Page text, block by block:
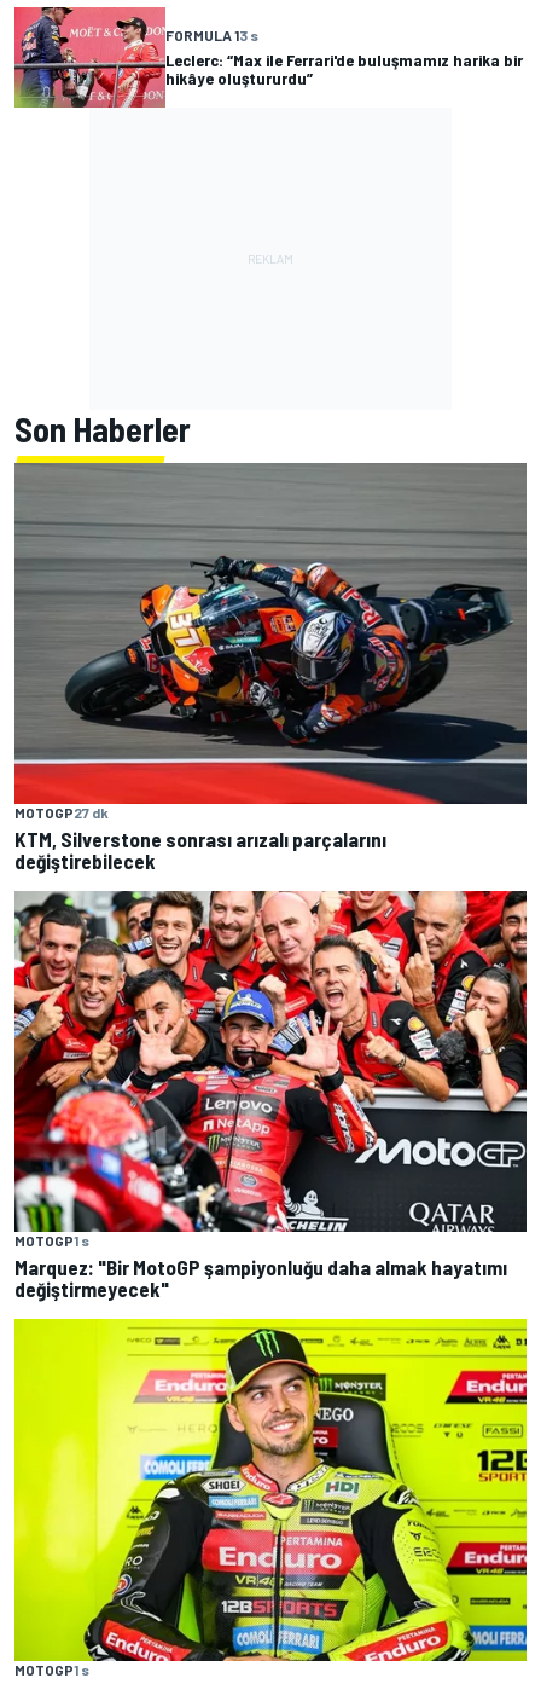
FORMULA 13 s
Leclerc: “Max ile Ferrari'de buluşmamız harika bir
hikâye oluştururdu”
Son Haberler
MOTOGP27 dk
KTM, Silverstone sonrası arızalı parçalarını
değiştirebilecek
MOTOGP1 s
Marquez: "Bir MotoGP şampiyonluğu daha almak hayatımı
değiştirmeyecek"
MOTOGP1 s